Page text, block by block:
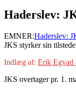
Haderslev:
EMNER:Haderslev:
JKS styrker sin
Indlæg af: Erik Egvad
JKS overtager pr. 1.